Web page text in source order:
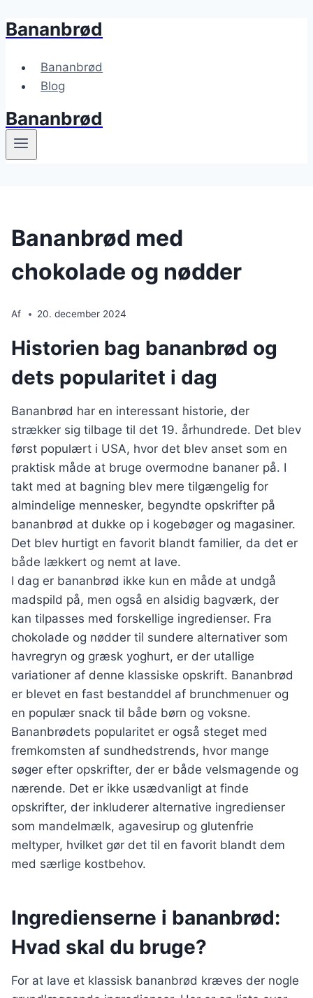
Fortsæt
indhold
Bananbrød
Bananbrød
Blog
Bananbrød
Bananbrød med
chokolade og nødder
Af 20. december 2024
Historien bag bananbrød og
dets popularitet i dag
Bananbrød har en interessant historie, der
strækker sig tilbage til det 19. århundrede. Det blev
først populært i USA, hvor det blev anset som en
praktisk måde at bruge overmodne bananer på. I
takt med at bagning blev mere tilgængelig for
almindelige mennesker, begyndte opskrifter på
bananbrød at dukke op i kogebøger og magasiner.
Det blev hurtigt en favorit blandt familier, da det er
både lækkert og nemt at lave.
I dag er bananbrød ikke kun en måde at undgå
madspild på, men også en alsidig bagværk, der
kan tilpasses med forskellige ingredienser. Fra
chokolade og nødder til sundere alternativer som
havregryn og græsk yoghurt, er der utallige
variationer af denne klassiske opskrift. Bananbrød
er blevet en fast bestanddel af brunchmenuer og
en populær snack til både børn og voksne.
Bananbrødets popularitet er også steget med
fremkomsten af sundhedstrends, hvor mange
søger efter opskrifter, der er både velsmagende og
nærende. Det er ikke usædvanligt at finde
opskrifter, der inkluderer alternative ingredienser
som mandelmælk, agavesirup og glutenfrie
meltyper, hvilket gør det til en favorit blandt dem
med særlige kostbehov.
Ingredienserne i bananbrød:
Hvad skal du bruge?
For at lave et klassisk bananbrød kræves der nogle